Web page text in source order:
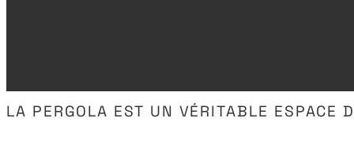
LA PERGOLA EST UN VÉRITABLE ESPACE